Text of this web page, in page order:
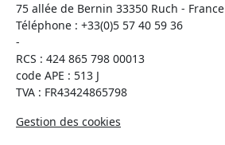
75 allée de Bernin 33350 Ruch - France
Téléphone : +33(0)5 57 40 59 36
-
RCS : 424 865 798 00013
code APE : 513 J
TVA : FR43424865798
Gestion des cookies